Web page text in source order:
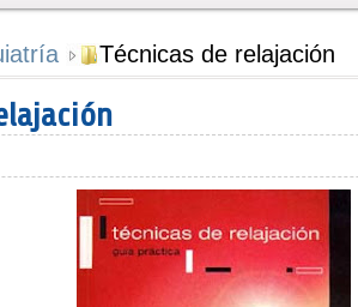
Técnicas de relajación